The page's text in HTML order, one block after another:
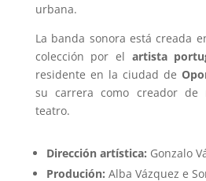
urbana.
La banda sonora está creada
colección por el artista
residente en la ciudad de
su carrera como creador de
teatro.
Dirección artística: Gonzalo
Produción: Alba Vázquez e